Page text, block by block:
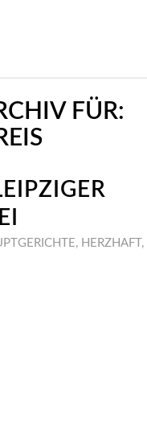
FÜR:
, HERZHAFT ,